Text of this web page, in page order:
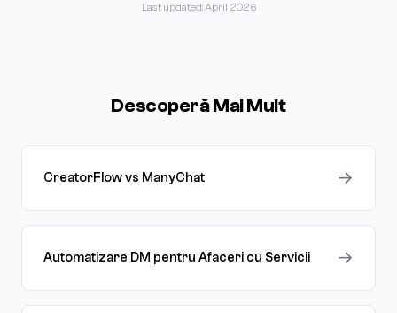
Last updated: April 2026
Descoperă Mai Mult
CreatorFlow vs ManyChat →
Automatizare DM pentru Afaceri cu Servicii →